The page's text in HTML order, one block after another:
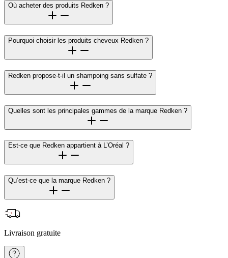
Où acheter des produits Redken ?
Pourquoi choisir les produits cheveux Redken ?
Redken propose-t-il un shampoing sans sulfate ?
Quelles sont les principales gammes de la marque Redken ?
Est-ce que Redken appartient à L’Oréal ?
Qu’est-ce que la marque Redken ?
Livraison gratuite